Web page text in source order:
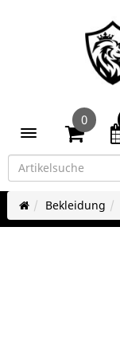
Toggle
0
Bekleidung